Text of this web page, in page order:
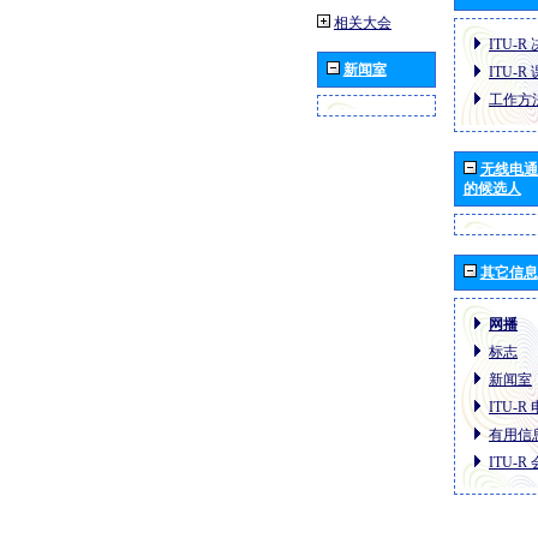
相关大会
新闻室
ITU-R
ITU-R
工作方
无线电
的候选人
其它信息
网播
标志
新闻室
ITU-R
有用信
ITU-R